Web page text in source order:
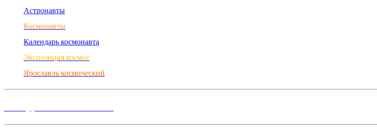
Астронавты
Космонавты
Календарь космонавта
Экспозиция космос
Ярославль космический